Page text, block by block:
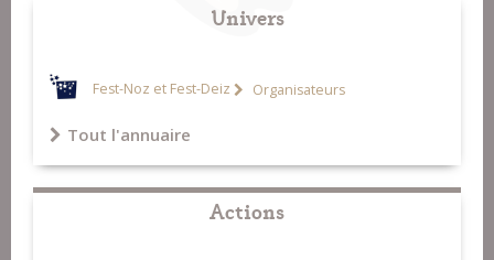
Univers
Fest-Noz et Fest-Deiz Organisateurs
Tout l'annuaire
Actions